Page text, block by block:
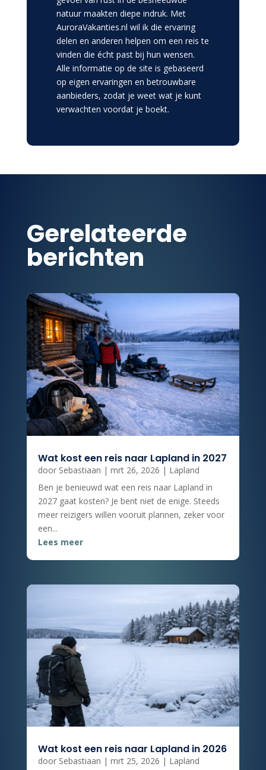
natuur maakten diepe indruk. Met
AuroraVakanties.nl wil ik die ervaring
delen en anderen helpen om een reis te
vinden die écht past bij hun wensen.
Alle informatie op de site is gebaseerd
op eigen ervaringen en betrouwbare
aanbieders, zodat je weet wat je kunt
verwachten voordat je boekt.
Gerelateerde
berichten
Wat kost een reis naar Lapland in 2027
door Sebastiaan | mrt 26, 2026 | Lapland
Ben je benieuwd wat een reis naar Lapland in
2027 gaat kosten? Je bent niet de enige. Steeds
meer reizigers willen vooruit plannen, zeker voor
een...
Lees meer
Wat kost een reis naar Lapland in 2026
door Sebastiaan | mrt 25, 2026 | Lapland